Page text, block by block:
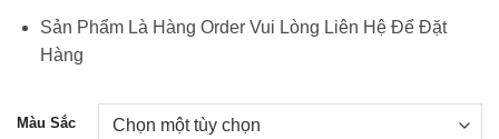
Sản Phẩm Là Hàng Order Vui Lòng Liên Hệ Để Đặt
Hàng
Màu Sắc